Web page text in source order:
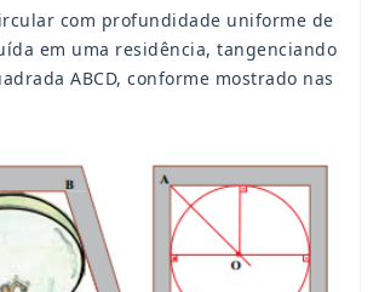
com profundidade uniforme de
em uma residência, tangenciando
ABCD, conforme mostrado nas